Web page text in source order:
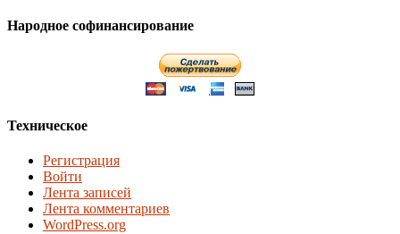
Народное софинансирование
Техническое
Регистрация
Войти
Лента записей
Лента комментариев
WordPress.org